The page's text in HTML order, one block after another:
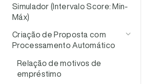
Auto Serviço B2B2C
Consultar Condições do
Listar Documentos
Status Simulação Assertiva
Simulador (Intervalo Score: Min-
Máx)
Criação de Proposta com
Processamento Automático
Relação de motivos de
empréstimo